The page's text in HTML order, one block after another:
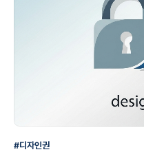
#디자인권